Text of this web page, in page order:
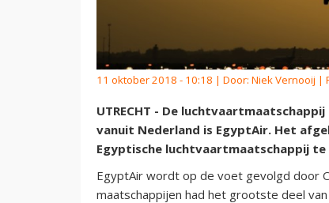
11 oktober 2018 - 10:18 | Door: Niek Vernooij |
UTRECHT - De
vanuit Nederland is EgyptAir. Het
Egyptische luchtvaartmaatschappij
EgyptAir wordt op de voet gevolgd door
maatschappijen had het grootste deel